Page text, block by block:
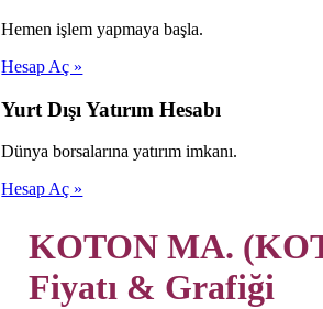
Hemen işlem yapmaya başla.
Hesap Aç »
Yurt Dışı Yatırım Hesabı
Dünya borsalarına yatırım imkanı.
Hesap Aç »
KOTON MA.
Fiyatı & Grafiği